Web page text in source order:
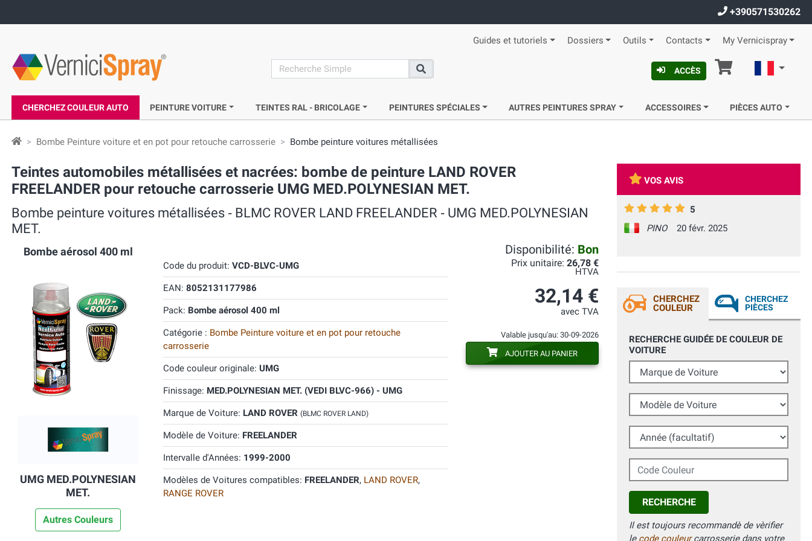
+390571530262
Guides et tutoriels Dossiers Outils Contacts My Vernicispray
search
Recherche
ACCÈS Panier
CHERCHEZ COULEUR AUTO PEINTURE VOITURE TEINTES RAL - BRICOLAGE PEINTURES SPÉCIALES AUTRES PEINTURES SPRAY ACCESSOIRES PIÈCES AUTO
Bombe Peinture voiture et en pot pour retouche carrosserie Bombe peinture voitures métallisées
Teintes automobiles métallisées et nacrées: bombe de peinture LAND ROVER
FREELANDER pour retouche carrosserie UMG MED.POLYNESIAN MET.
Bombe peinture voitures métallisées ‐ BLMC ROVER LAND FREELANDER ‐ UMG MED.POLYNESIAN
MET.
Bombe aérosol 400 ml
UMG MED.POLYNESIAN
MET.
Autres Couleurs
Code du produit: VCD-BLVC-UMG
EAN: 8052131177986
Pack: Bombe aérosol 400 ml
Catégorie : Bombe Peinture voiture et en pot pour retouche
carrosserie
Code couleur originale: UMG
Finissage: MED.POLYNESIAN MET. (VEDI BLVC-966) - UMG
Marque de Voiture: LAND ROVER (BLMC ROVER LAND)
Modèle de Voiture: FREELANDER
Intervalle d'Années: 1999-2000
Modèles de Voitures compatibles: FREELANDER, LAND ROVER,
RANGE ROVER
Disponibilité: Bon
Prix unitaire: 26,78 €
HTVA
32,14 €
avec TVA
Valable jusqu'au: 30-09-2026
AJOUTER AU PANIER
VOS AVIS
5
PINO
20 févr. 2025
CHERCHEZ
COULEUR
CHERCHEZ
PIÈCES
RECHERCHE GUIDÉE DE COULEUR DE
VOITURE
Marque de Voiture
Modèle de Voiture
Année (facultatif)
Code Couleur
RECHERCHE
Il est toujours recommandè de vèrifier
le code couleurcarrosserie dans votre